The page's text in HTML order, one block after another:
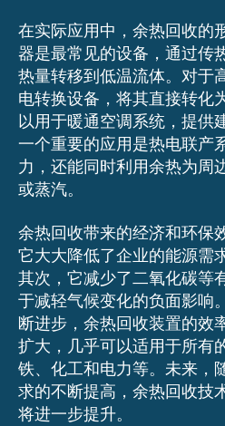
在实际应用中，余热回收的
器是最常见的设备，通过传
热量转移到低温流体。对于
电转换设备，将其直接转化
以用于暖通空调系统，提供
一个重要的应用是热电联产
力，还能同时利用余热为周
或蒸汽。
余热回收带来的经济和环保
它大大降低了企业的能源需
其次，它减少了二氧化碳等
于减轻气候变化的负面影响
断进步，余热回收装置的效
扩大，几乎可以适用于所有
铁、化工和电力等。未来，
求的不断提高，余热回收技
将进一步提升。